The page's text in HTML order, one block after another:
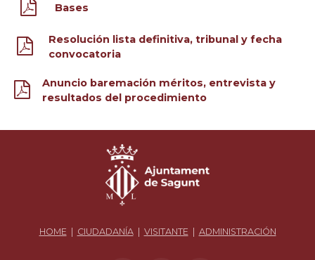
Bases
Resolución lista definitiva, tribunal y fecha
convocatoria
Anuncio baremación méritos, entrevista y
resultados del procedimiento
HOME| CIUDADANÍA| VISITANTE| ADMINISTRACIÓN